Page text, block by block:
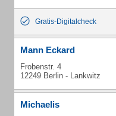
Gratis-Digitalcheck
Mann Eckard
Frobenstr. 4
12249 Berlin - Lankwitz
Michaelis